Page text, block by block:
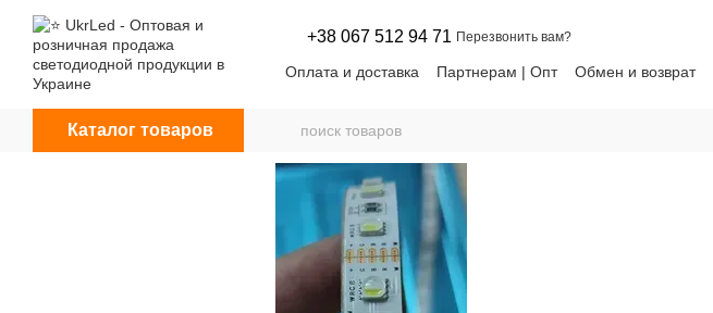
Перейти к основному контенту
+38 067 512 94 71 Перезвонить вам?
Оплата и доставка Партнерам | Опт Обмен и возврат
Каталог товаров